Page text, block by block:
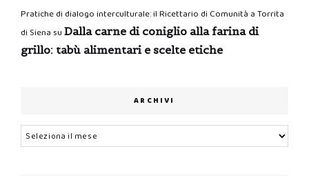
Pratiche di dialogo interculturale: il Ricettario di Comunità a Torrita
di Siena su Dalla carne di coniglio alla farina di
grillo: tabù alimentari e scelte etiche
ARCHIVI
Archivi